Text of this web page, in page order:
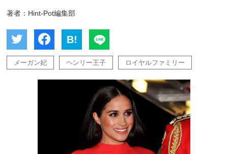
著者：Hint-Pot編集部
B!
メーガン妃 ヘンリー王子 ロイヤルファミリー